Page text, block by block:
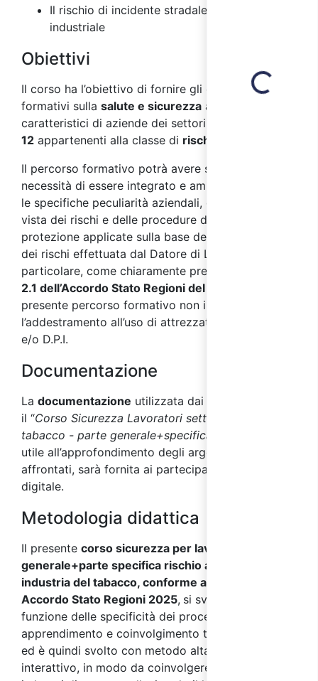
Il rischio di incidente stradale nel settore
industriale
Obiettivi
Il corso ha l’obiettivo di fornire gli elementi
formativi sulla salute e sicurezza ai
caratteristici di aziende dei settori
12 appartenenti alla classe di rischio alto
Il percorso formativo potrà avere successivamente
necessità di essere integrato e ampliato secondo
le specifiche peculiarità aziendali, dal punto di
vista dei rischi e delle procedure di prevenzione e
protezione applicate sulla base della valutazione
dei rischi effettuata dal Datore di Lavoro. In
particolare, come chiaramente precisato dal
2.1 dell’Accordo Stato Regioni del 17/04/2025
presente percorso formativo non include
l’addestramento all’uso di attrezzature di lavoro
e/o D.P.I.
Documentazione
La documentazione utilizzata dai docenti durante
il “Corso Sicurezza Lavoratori settore industria del
tabacco - parte generale+specifica rischio alto”
utile all’approfondimento degli argomenti
affrontati, sarà fornita ai partecipanti in formato
digitale.
Metodologia didattica
Il presente corso sicurezza per lavoratori parte
generale+parte specifica rischio alto settore
industria del tabacco, conforme al nuovo
Accordo Stato Regioni 2025, si sviluppa in
funzione delle specificità dei processi di
apprendimento e coinvolgimento tipici degli adulti
ed è quindi svolto con metodo altamente
interattivo, in modo da coinvolgere i partecipanti
Loading...